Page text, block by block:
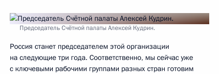
Председатель Счётной палаты Алексей Кудрин.
Россия станет председателем этой организации
на следующие три года. Соответственно, мы сейчас уже
с ключевыми рабочими группами разных стран готовим